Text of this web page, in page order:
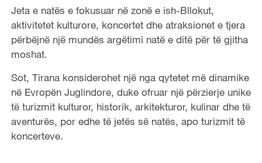
Jeta e natës e fokusuar në zonë e ish-Bllokut,
aktivitetet kulturore, koncertet dhe atraksionet e tjera
përbëjnë një mundës argëtimi natë e ditë për të gjitha
moshat.
Sot, Tirana konsiderohet një nga qytetet më dinamike
në Evropën Juglindore, duke ofruar një përzierje unike
të turizmit kulturor, historik, arkitekturor, kulinar dhe të
aventurës, por edhe të jetës së natës, apo turizmit të
koncerteve.